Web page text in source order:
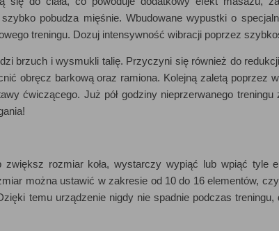
pobudza mięśnie. Wbudowane wypustki o
treningu. Dozuj intensywność wibracji poprzez
brzuch i wysmukli talię. Przyczyni się również do
obręcz barkową oraz ramiona. Kolejną zaletą poprzez
ćwiczącego. Już pół godziny nieprzerwanego
rozmiar koła, wystarczy wypiąć lub wpiąć tyle
można ustawić w zakresie od 10 do 16 elementów,
temu urządzenie nigdy nie spadnie podczas treningu,